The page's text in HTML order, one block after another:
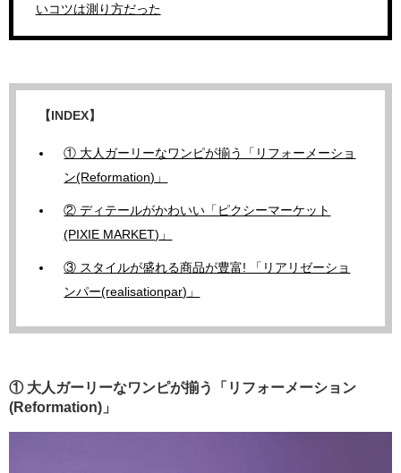
いコツは測り方だった
【INDEX】
① 大人ガーリーなワンピが揃う「リフォーメーショ
ン(Reformation)」
② ディテールがかわいい「ピクシーマーケット
(PIXIE MARKET)」
③ スタイルが盛れる商品が豊富! 「リアリゼーショ
ンパー(realisationpar)」
① 大人ガーリーなワンピが揃う「リフォーメーション
(Reformation)」